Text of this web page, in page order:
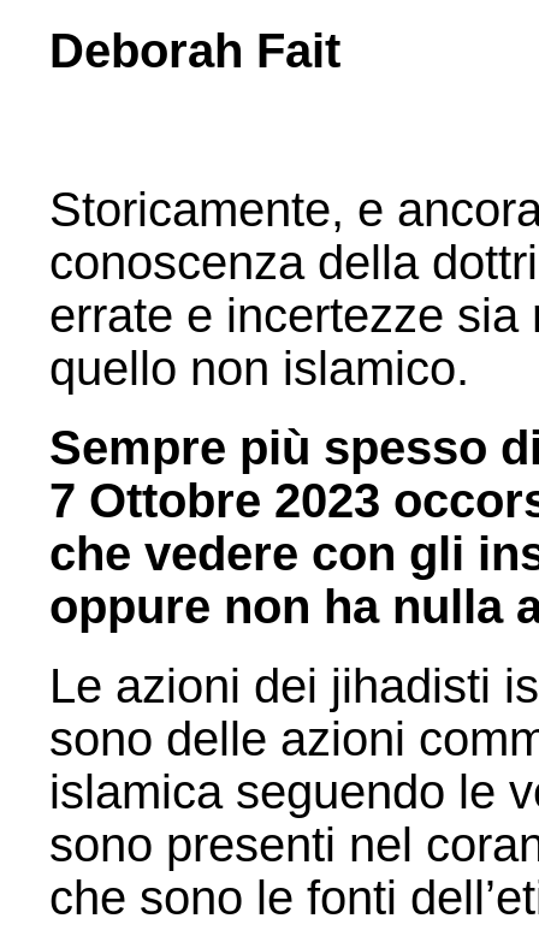
Deborah Fait
Storicamente, e
conoscenza della
errate e incertezze
quello non islamico.
Sempre più spesso
7 Ottobre 2023
che vedere con gli
oppure non ha nulla
Le azioni dei jihadisti
sono delle azioni
islamica seguendo le
sono presenti nel
che sono le fonti